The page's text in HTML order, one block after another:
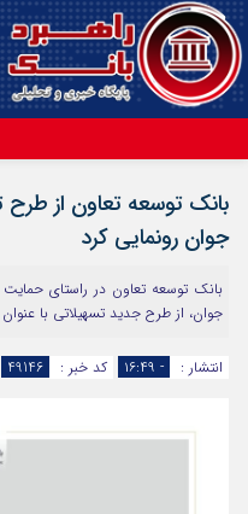
آپارات
بانک توسعه تعاون از
جوان رونمایی کرد
بانک توسعه تعاون در راستای
جوان، از طرح جدید تسهیلاتی با
انتشار : - ۱۶:۴۹ کد خبر : 49146